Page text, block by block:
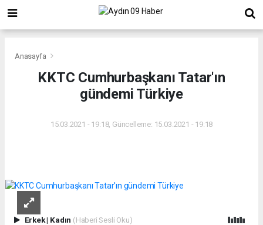
Anasayfa
KKTC Cumhurbaşkanı Tatar'ın
gündemi Türkiye
15.03.2021 - 19:18, Güncelleme: 15.03.2021 - 19:18
Erkek| Kadın (Haberi Sesli Oku)